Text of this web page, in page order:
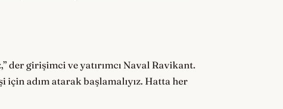
girişimci ve yatırımcı Naval Ravikant.
için adım atarak başlamalıyız. Hatta her